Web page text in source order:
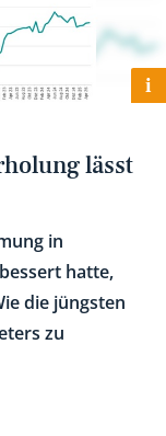
i
lässt
in
hatte,
die jüngsten
zu